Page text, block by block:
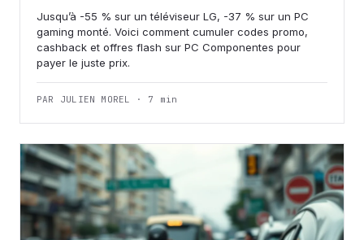
Jusqu’à -55 % sur un téléviseur LG, -37 % sur un PC
gaming monté. Voici comment cumuler codes promo,
cashback et offres flash sur PC Componentes pour
payer le juste prix.
PAR JULIEN MOREL · 7 min